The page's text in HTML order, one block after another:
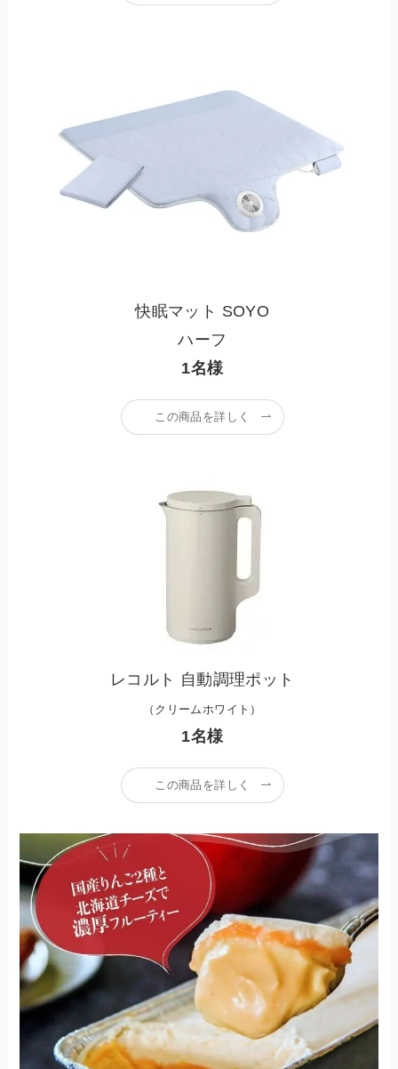
快眠マット SOYO
ハーフ
1名様
この商品を詳しく
レコルト 自動調理ポット
（クリームホワイト）
1名様
この商品を詳しく